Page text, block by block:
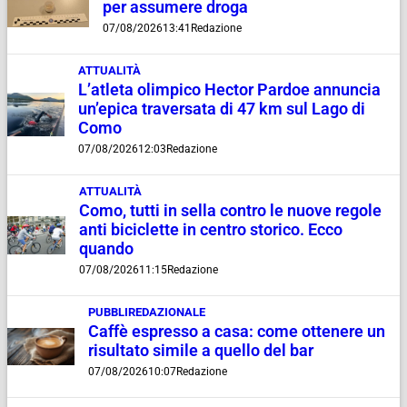
per assumere droga
07/08/202613:41 Redazione
ATTUALITÀ
L’atleta olimpico Hector Pardoe annuncia
un’epica traversata di 47 km sul Lago di
Como
07/08/202612:03 Redazione
ATTUALITÀ
Como, tutti in sella contro le nuove regole
anti biciclette in centro storico. Ecco
quando
07/08/202611:15Redazione
PUBBLIREDAZIONALE
Caffè espresso a casa: come ottenere un
risultato simile a quello del bar
07/08/202610:07Redazione